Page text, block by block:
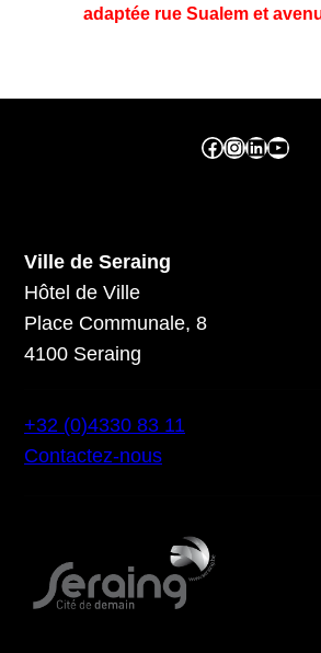
adaptée rue Sualem et
Facebook ville de seraing Instragram ville de seraing linkedin – ville de seraing YouTube
Ville de Seraing
Hôtel de Ville
Place Communale, 8
4100 Seraing
+32 (0)4330 83 11
Contactez-nous